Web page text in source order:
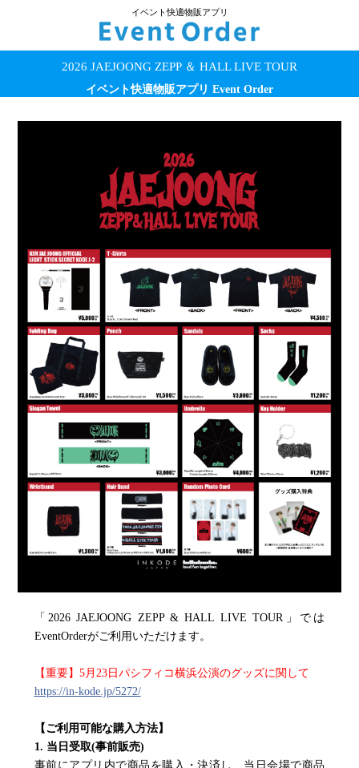
イベント快適物販アプリ
2026 JAEJOONG ZEPP ＆ HALL LIVE TOUR
イベント快適物販アプリ Event Order
「2026 JAEJOONG ZEPP & HALL LIVE TOUR」では
EventOrderがご利用いただけます。
【重要】5月23日パシフィコ横浜公演のグッズに関して
https://in-kode.jp/5272/
【ご利用可能な購入方法】
1. 当日受取(事前販売)
事前にアプリ内で商品を購入・決済し、当日会場で商品